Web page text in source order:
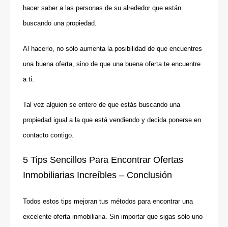
hacer saber a las personas de su alrededor que están
buscando una propiedad.
Al hacerlo, no sólo aumenta la posibilidad de que encuentres
una buena oferta, sino de que una buena oferta te encuentre
a ti.
Tal vez alguien se entere de que estás buscando una
propiedad igual a la que está vendiendo y decida ponerse en
contacto contigo.
5 Tips Sencillos Para Encontrar Ofertas
Inmobiliarias Increíbles – Conclusión
Todos estos tips mejoran tus métodos para encontrar una
excelente oferta inmobiliaria. Sin importar que sigas sólo uno